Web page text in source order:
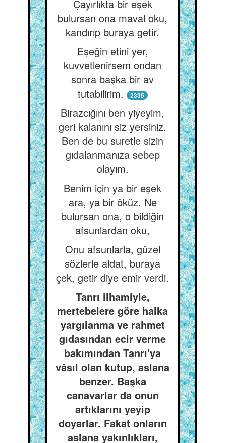
Çayırlıkta bir eşek
bulursan ona maval oku,
kandırıp buraya getir.
Eşeğin etini yer,
kuvvetlenirsem ondan
sonra başka bir av
tutabilirim.
2335
Birazcığını ben yiyeyim,
geri kalanını siz yersiniz.
Ben de bu suretle sizin
gıdalanmanıza sebep
olayım.
Benim için ya bir eşek
ara, ya bir öküz. Ne
bulursan ona, o bildiğin
afsunlardan oku,
Onu afsunlarla, güzel
sözlerle aldat, buraya
çek, getir diye emir verdi.
Tanrı ilhamiyle,
mertebelere göre halka
yargılanma ve rahmet
gıdasından ecir verme
bakımından Tanrı'ya
vâsıl olan kutup, aslana
benzer. Başka
canavarlar da onun
artıklarını yeyip
doyarlar. Fakat onların
aslana yakınlıkları,